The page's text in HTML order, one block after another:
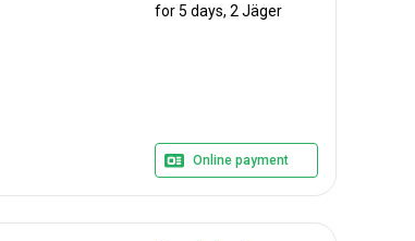
for 5 days, 2 Jäger
Online payment